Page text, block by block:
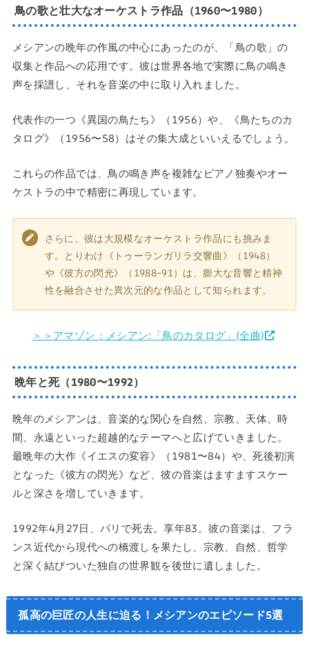
鳥の歌と壮大なオーケストラ作品（1960〜1980）
メシアンの晩年の作風の中心にあったのが、「鳥の歌」の
収集と作品への応用です。彼は世界各地で実際に鳥の鳴き
声を採譜し、それを音楽の中に取り入れました。
代表作の一つ《異国の鳥たち》（1956）や、《鳥たちのカ
タログ》（1956〜58）はその集大成といいえるでしょう。
これらの作品では、鳥の鳴き声を複雑なピアノ独奏やオー
ケストラの中で精密に再現しています。
さらに、彼は大規模なオーケストラ作品にも挑みま
す。とりわけ《トゥーランガリラ交響曲》（1948）
や《彼方の閃光》（1988–91）は、膨大な音響と精神
性を融合させた異次元的な作品として知られます。
＞＞アマゾン：メシアン:「鳥のカタログ」(全曲)
晩年と死（1980〜1992）
晩年のメシアンは、音楽的な関心を自然、宗教、天体、時
間、永遠といった超越的なテーマへと広げていきました。
最晩年の大作《イエスの変容》（1981〜84）や、死後初演
となった《彼方の閃光》など、彼の音楽はますますスケー
ルと深さを増していきます。
1992年4月27日、パリで死去。享年83。彼の音楽は、フラ
ンス近代から現代への橋渡しを果たし、宗教、自然、哲学
と深く結びついた独自の世界観を後世に遺しました。
孤高の巨匠の人生に迫る！メシアンのエピソード5選